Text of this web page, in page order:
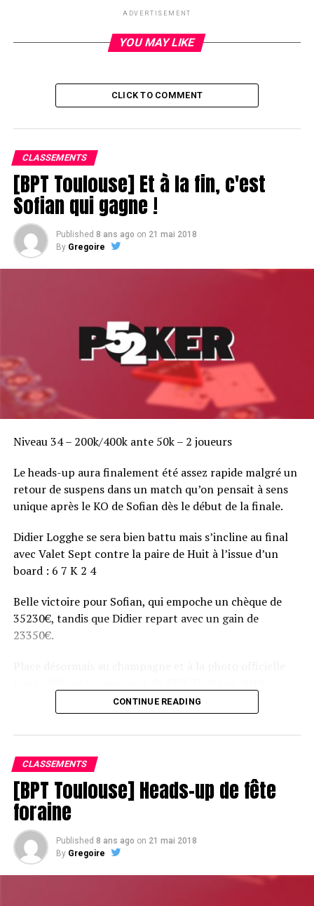
ACFPoker Tour Summer – Sitruk premier sortant dans
ACFPoker Tour Summer – Main par main
ADVERTISEMENT
YOU MAY LIKE
CLICK TO COMMENT
CLASSEMENTS
[BPT Toulouse] Et à la fin, c'est
Sofian qui gagne !
Published 8 ans ago on 21 mai 2018
By Gregoire
Niveau 34 – 200k/400k ante 50k – 2 joueurs
Le heads-up aura finalement été assez rapide malgré un
retour de suspens dans un match qu’on pensait à sens
unique après le KO de Sofian dès le début de la finale.
Didier Logghe se sera bien battu mais s’incline au final
avec Valet Sept contre la paire de Huit à l’issue d’un
board : 6 7 K 2 4
Belle victoire pour Sofian, qui empoche un chèque de
35230€, tandis que Didier repart avec un gain de
23350€.
CONTINUE READING
CLASSEMENTS
[BPT Toulouse] Heads-up de fête
foraine
Published 8 ans ago on 21 mai 2018
By Gregoire